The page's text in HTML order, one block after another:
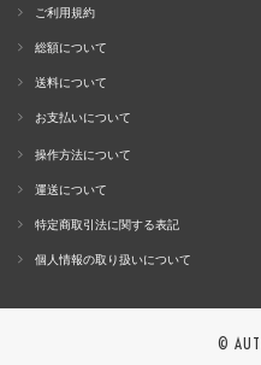
ご利用規約
総額について
送料について
お支払いについて
操作方法について
運送について
特定商取引法に関する表記
個人情報の取り扱いについて
©